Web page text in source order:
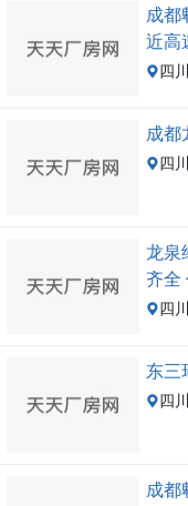
成都
近高
四
成都
四
龙泉
齐全
四
东三
四
成都